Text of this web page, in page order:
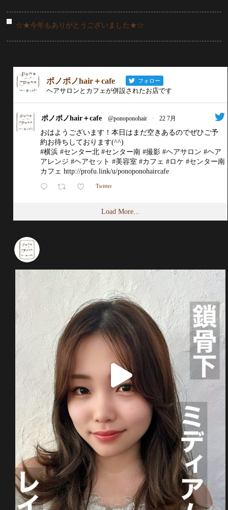
☆★今年もありがとうございました★☆
ポノポノhair＋cafe フォロー
ヘアサロンとカフェが併設されたお店です
ポノポノhair＋cafe @ponoponohair · 22 7月
おはようございます！本日はまだ空きあるのでぜひご予
約お待ちしております(^^)
#横浜 #センター北 #センター南 #撮影 #ヘアサロン #ヘア
アレンジ #ヘアセット #美容室 #カフェ #ロケ #センター南
カフェ http://profu.link/u/ponoponohaircafe
Twitter
Load More...